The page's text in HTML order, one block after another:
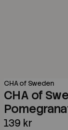
CHA of Sweden
CHA of
139 kr